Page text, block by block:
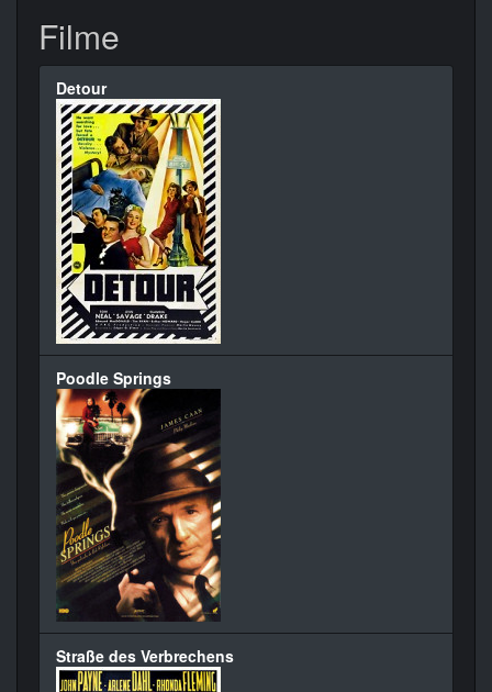
Filme
Detour
Poodle Springs
Straße des Verbrechens